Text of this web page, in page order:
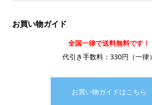
お買い物ガイド
全国一律で送料無料です！
代引き手数料：330円（一律）
お買い物ガイドはこちら